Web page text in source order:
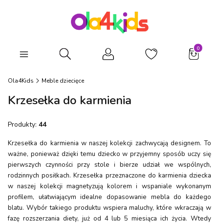
Otwórz wyszukiwarkę
Ola4Kids Meble dziecięce
Krzesełka do karmienia
Produkty: 44
Krzesełka do karmienia w naszej kolekcji zachwycają designem. To
ważne, ponieważ dzięki temu dziecko w przyjemny sposób uczy się
pierwszych czynności przy stole i bierze udział we wspólnych,
rodzinnych posiłkach. Krzesełka przeznaczone do karmienia dziecka
w naszej kolekcji magnetyzują kolorem i wspaniale wykonanym
profilem, ułatwiającym idealne dopasowanie mebla do każdego
blatu. Wybór takiego produktu wspiera maluchy, które wkraczają w
fazę rozszerzania diety, już od 4 lub 5 miesiąca ich życia. Wtedy